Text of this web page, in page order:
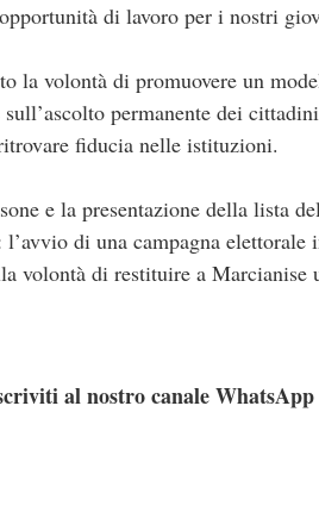
di lavoro per i nostri
la volontà di promuovere un
permanente dei
fiducia nelle istituzioni.
e la presentazione della lista
di una campagna
volontà di restituire a
al nostro canale